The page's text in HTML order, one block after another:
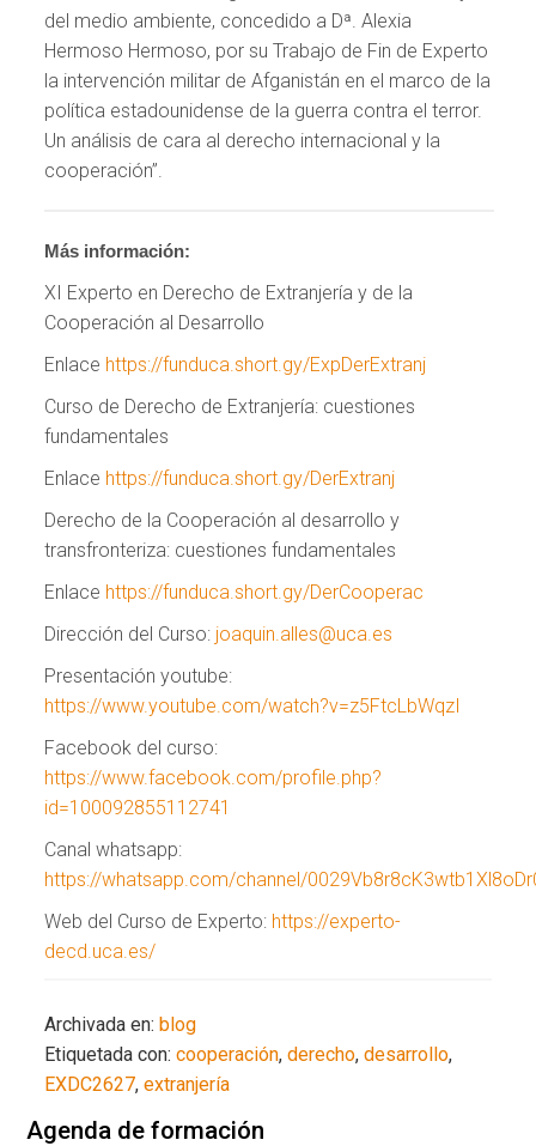
del medio ambiente, concedido a Dª. Alexia
Hermoso Hermoso, por su Trabajo de Fin de Experto
la intervención militar de Afganistán en el marco de la
política estadounidense de la guerra contra el terror.
Un análisis de cara al derecho internacional y la
cooperación”.
Más información:
XI Experto en Derecho de Extranjería y de la
Cooperación al Desarrollo
Enlace https://funduca.short.gy/ExpDerExtranj
Curso de Derecho de Extranjería: cuestiones
fundamentales
Enlace https://funduca.short.gy/DerExtranj
Derecho de la Cooperación al desarrollo y
transfronteriza: cuestiones fundamentales
Enlace https://funduca.short.gy/DerCooperac
Dirección del Curso: joaquin.alles@uca.es
Presentación youtube:
https://www.youtube.com/watch?v=z5FtcLbWqzI
Facebook del curso:
https://www.facebook.com/profile.php?
id=100092855112741
Canal whatsapp:
https://whatsapp.com/channel/
Web del Curso de Experto: https://experto-
decd.uca.es/
Archivada en:blog
Etiquetada con:cooperación,derecho,desarrollo,
EXDC2627,extranjería
Agenda de formación